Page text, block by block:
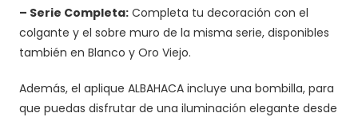
– Serie Completa: Completa tu decoración con el
colgante y el sobre muro de la misma serie, disponibles
también en Blanco y Oro Viejo.
Además, el aplique ALBAHACA incluye una bombilla, para
que puedas disfrutar de una iluminación elegante desde